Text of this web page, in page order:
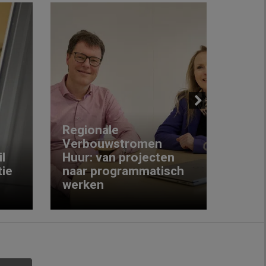
Regionale
Verbouwstromen
Huur: van projecten
naar programmatisch
werken
Next